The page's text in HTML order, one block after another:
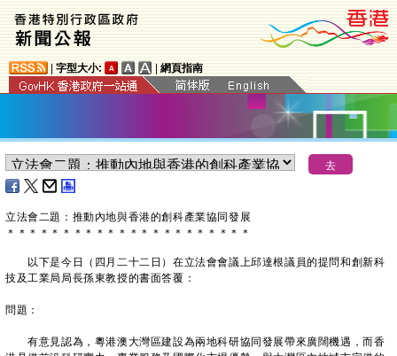
字型大小: 網頁指南
立法會二題：推動內地與香港的創科產業協同發展
＊ ＊ ＊ ＊ ＊ ＊ ＊ ＊ ＊ ＊ ＊ ＊ ＊ ＊ ＊ ＊ ＊ ＊ ＊ ＊ ＊ ＊
以下是今日（四月二十二日）在立法會會議上邱達根議員的提問和創新科
技及工業局局長孫東教授的書面答覆：
問題：
有意見認為，粵港澳大灣區建設為兩地科研協同發展帶來廣闊機遇，而香